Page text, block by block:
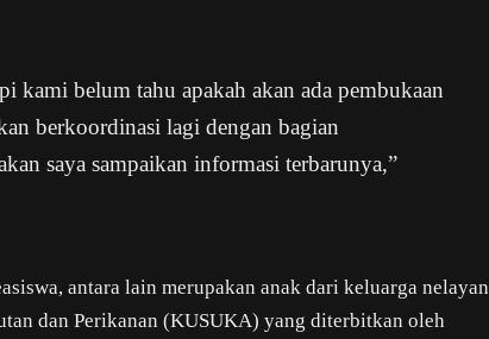
kami belum tahu apakah akan ada pembukaan
berkoordinasi lagi dengan bagian
saya sampaikan informasi terbarunya,”
antara lain merupakan anak dari keluarga nelayan
dan Perikanan (KUSUKA) yang diterbitkan oleh